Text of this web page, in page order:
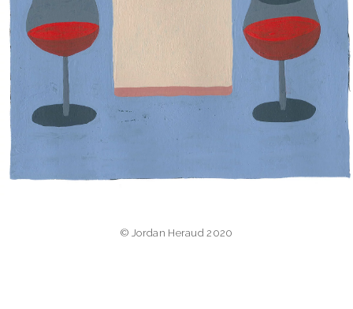
© Jordan Heraud 2020